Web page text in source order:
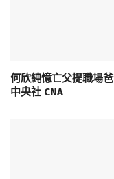
何欣純憶亡父提職場
中央社 CNA